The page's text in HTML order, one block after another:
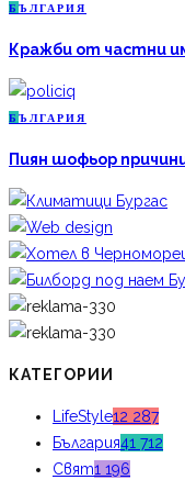
Б ЪЛГАРИЯ
Кражби от частни
Б ЪЛГАРИЯ
Пиян шофьор
КАТЕГОРИИ
LifeStyle12 287
България41 712
Свят1 196